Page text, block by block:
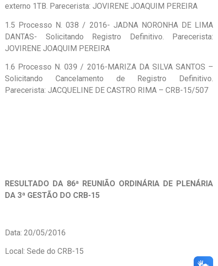
externo 1TB. Parecerista: JOVIRENE JOAQUIM PEREIRA
1.5 Processo N. 038 / 2016- JADNA NORONHA DE LIMA
DANTAS- Solicitando Registro Definitivo. Parecerista:
JOVIRENE JOAQUIM PEREIRA
1.6 Processo N. 039 / 2016-MARIZA DA SILVA SANTOS –
Solicitando Cancelamento de Registro Definitivo.
Parecerista: JACQUELINE DE CASTRO RIMA – CRB-15/507
RESULTADO DA 86ª REUNIÃO ORDINÁRIA DE PLENÁRIA
DA 3ª GESTÃO DO CRB-15
Data: 20/05/2016
Local: Sede do CRB-15